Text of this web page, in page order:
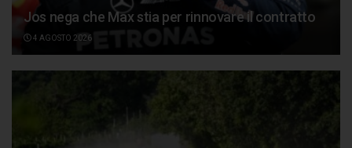
Jos nega che Max stia per rinnovare il contratto
4 AGOSTO 2026